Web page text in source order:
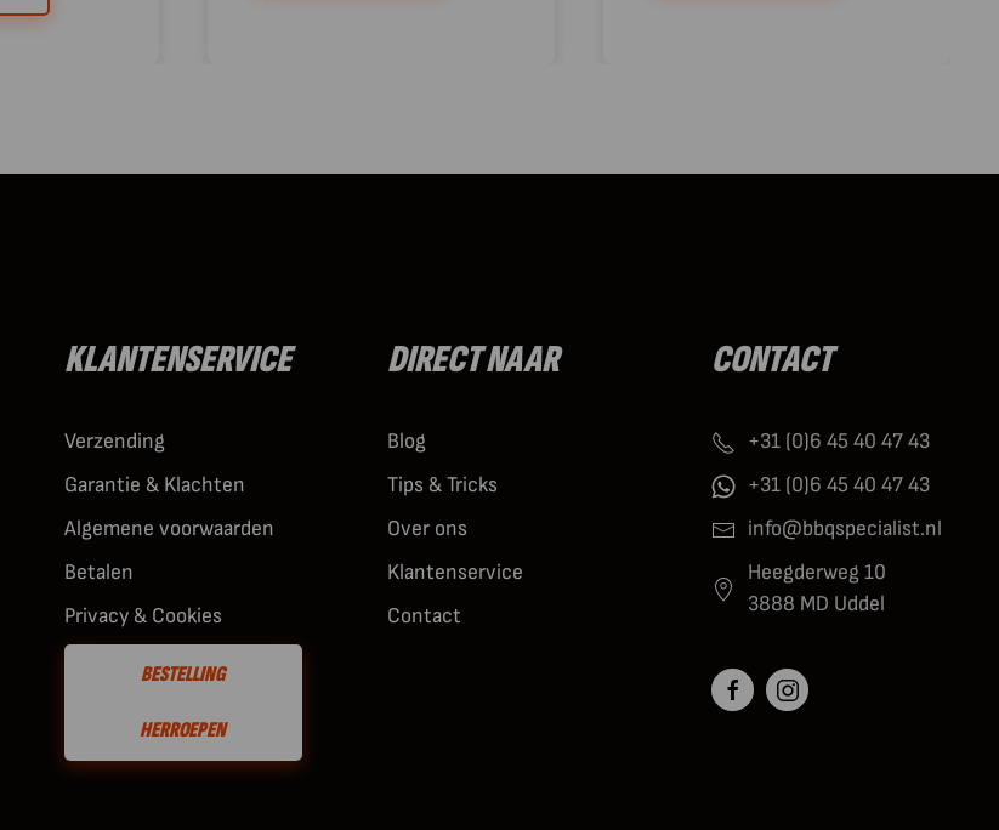
KLANTENSERVICE
Verzending
Garantie & Klachten
Algemene voorwaarden
Betalen
Privacy & Cookies
BESTELLING
HERROEPEN
DIRECT NAAR
Blog
Tips & Tricks
Over ons
Klantenservice
Contact
CONTACT
+31 (0)6 45 40 47 43
+31 (0)6 45 40 47 43
info@bbqspecialist.nl
Heegderweg 10
3888 MD Uddel